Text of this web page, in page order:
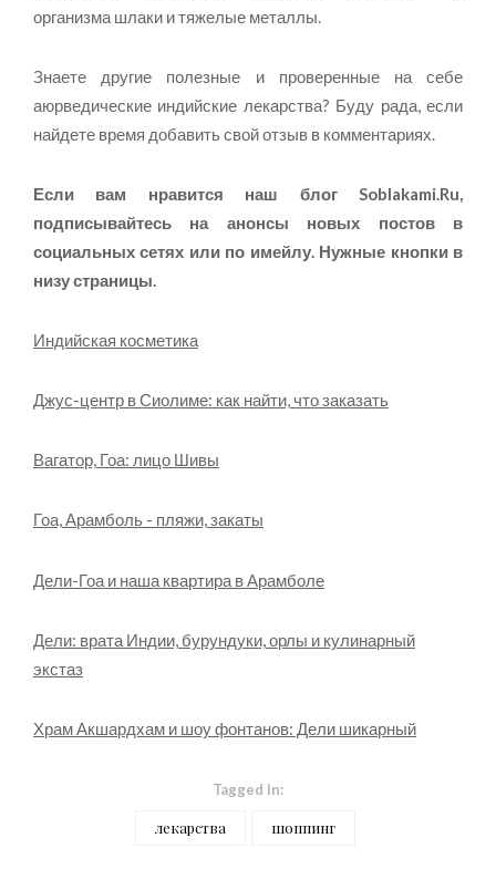
организма шлаки и тяжелые металлы.
Знаете другие полезные и проверенные на себе
аюрведические индийские лекарства? Буду рада, если
найдете время добавить свой отзыв в комментариях.
Если вам нравится наш блог Soblakami.Ru,
подписывайтесь на анонсы новых постов в
социальных сетях или по имейлу. Нужные кнопки в
низу страницы.
Индийская косметика
Джус-центр в Сиолиме: как найти, что заказать
Вагатор, Гоа: лицо Шивы
Гоа, Арамболь - пляжи, закаты
Дели-Гоа и наша квартира в Арамболе
Дели: врата Индии, бурундуки, орлы и кулинарный
экстаз
Храм Акшардхам и шоу фонтанов: Дели шикарный
Tagged In:
лекарства шоппинг